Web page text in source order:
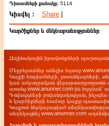
Դիտումների քանակը: 5114
Կիսվել : Share
Կարծիքներ և մեկնաբանություններ
Հեղինակային իրավունքների
Մեջբերումներ անելիս հղումը
Կայքի հոդվածների, լուսանկարների,
կամ ամբողջական վերարտադրությունն
առանց www.anunner.com-ին հղղման՝
Գովազդների բովանդակության, ինչպես
և կարծիքների համար կայքը
Կայքում ներկայացված
տեղեկացնել www.anunner.com